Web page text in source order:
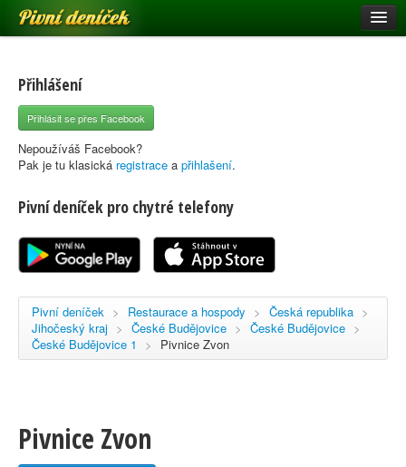
Pivní deníček
Pivní mapa
Pivní značky
Nápověda
Registrace
Přihlášení
Přihlásit se přes Facebook
Nepoužíváš Facebook?
Pak je tu klasická registrace a přihlašení.
Pivní deníček pro chytré telefony
Pivní deníček > Restaurace a hospody > Česká republika >
Jihočeský kraj > České Budějovice > České Budějovice >
České Budějovice 1
> Pivnice Zvon
Pivnice Zvon